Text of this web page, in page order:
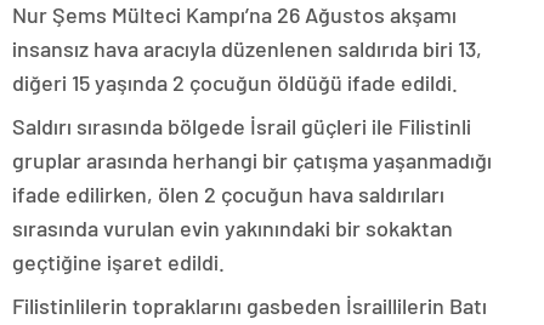
Nur Şems Mülteci Kampı’na 26 Ağustos akşamı
insansız hava aracıyla düzenlenen saldırıda biri 13,
diğeri 15 yaşında 2 çocuğun öldüğü ifade edildi.
Saldırı sırasında bölgede İsrail güçleri ile Filistinli
gruplar arasında herhangi bir çatışma yaşanmadığı
ifade edilirken, ölen 2 çocuğun hava saldırıları
sırasında vurulan evin yakınındaki bir sokaktan
geçtiğine işaret edildi.
Filistinlilerin topraklarını gasbeden İsraillilerin Batı